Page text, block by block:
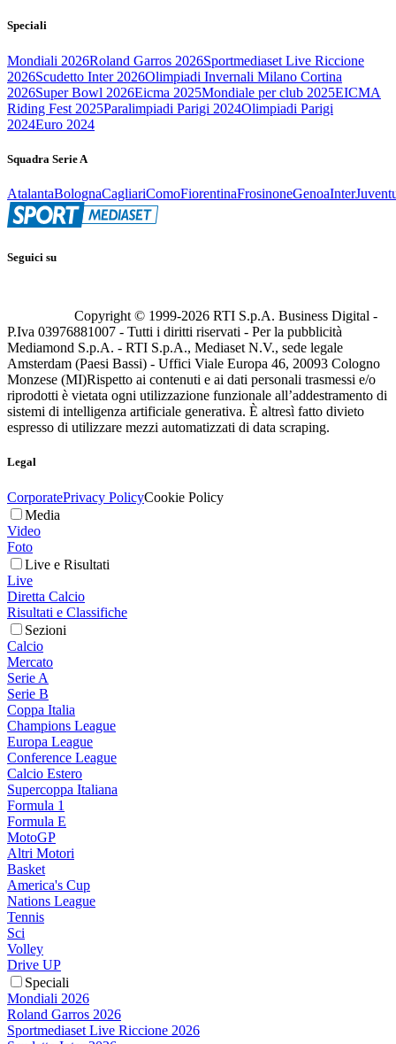
Speciali
Mondiali 2026Roland Garros 2026Sportmediaset Live Riccione
2026Scudetto Inter 2026Olimpiadi Invernali Milano Cortina
2026Super Bowl 2026Eicma 2025Mondiale per club 2025EICMA
Riding Fest 2025Paralimpiadi Parigi 2024Olimpiadi Parigi
2024Euro 2024
Squadra Serie A
AtalantaBolognaCagliariComoFiorentinaFrosinoneGenoaInter
Seguici su
Copyright © 1999-2026 RTI S.p.A. Business Digital -
P.Iva 03976881007 - Tutti i diritti riservati - Per la pubblicità
Mediamond S.p.A. - RTI S.p.A., Mediaset N.V., sede legale
Amsterdam (Paesi Bassi) - Uffici Viale Europa 46, 20093 Cologno
Monzese (MI)Rispetto ai contenuti e ai dati personali trasmessi e/o
riprodotti è vietata ogni utilizzazione funzionale all’addestramento di
sistemi di intelligenza artificiale generativa. È altresì fatto divieto
espresso di utilizzare mezzi automatizzati di data scraping.
Legal
CorporatePrivacy PolicyCookie Policy
Media
Video
Foto
Live e Risultati
Live
Diretta Calcio
Risultati e Classifiche
Sezioni
Calcio
Mercato
Serie A
Serie B
Coppa Italia
Champions League
Europa League
Conference League
Calcio Estero
Supercoppa Italiana
Formula 1
Formula E
MotoGP
Altri Motori
Basket
America's Cup
Nations League
Tennis
Sci
Volley
Drive UP
Speciali
Mondiali 2026
Roland Garros 2026
Sportmediaset Live Riccione 2026